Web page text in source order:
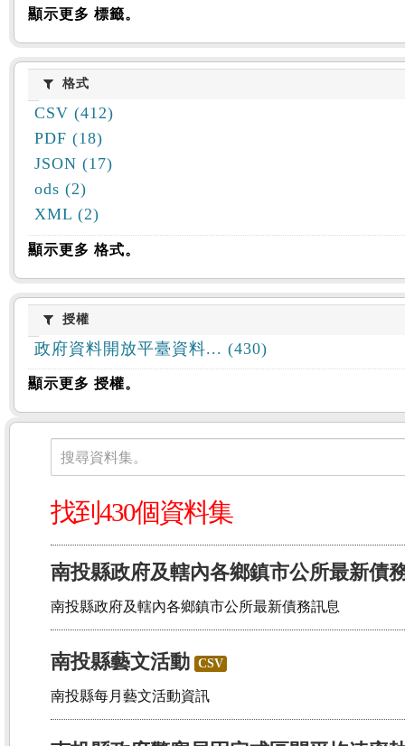
顯示更多 標籤。
格式格式
CSV (412)
PDF (18)
JSON (17)
ods (2)
XML (2)
顯示更多 格式。
授權授權
政府資料開放平臺資料... (430)
顯示更多 授權。
資料集
搜尋資料集。
找到430個資料集
南投縣政府及轄內各鄉鎮市公所最新債
南投縣政府及轄內各鄉鎮市公所最新債務訊息
南投縣藝文活動 CSV
南投縣每月藝文活動資訊